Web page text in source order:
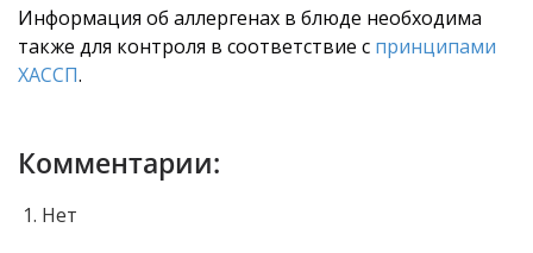
Информация об аллергенах в блюде необходима
также для контроля в соответствие с принципами
ХАССП.
Комментарии:
Нет